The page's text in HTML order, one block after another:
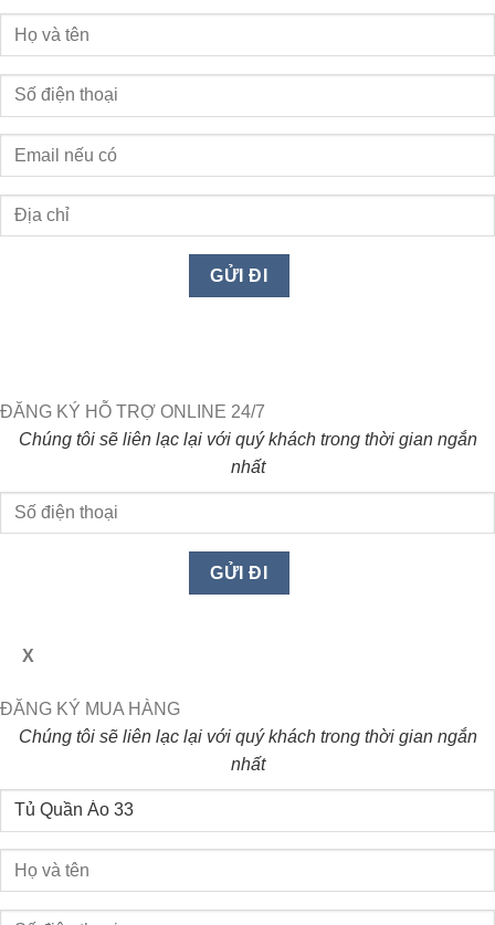
ĐĂNG KÝ HỖ TRỢ ONLINE 24/7
Chúng tôi sẽ liên lạc lại với quý khách trong thời gian ngắn
nhất
X
ĐĂNG KÝ MUA HÀNG
Chúng tôi sẽ liên lạc lại với quý khách trong thời gian ngắn
nhất